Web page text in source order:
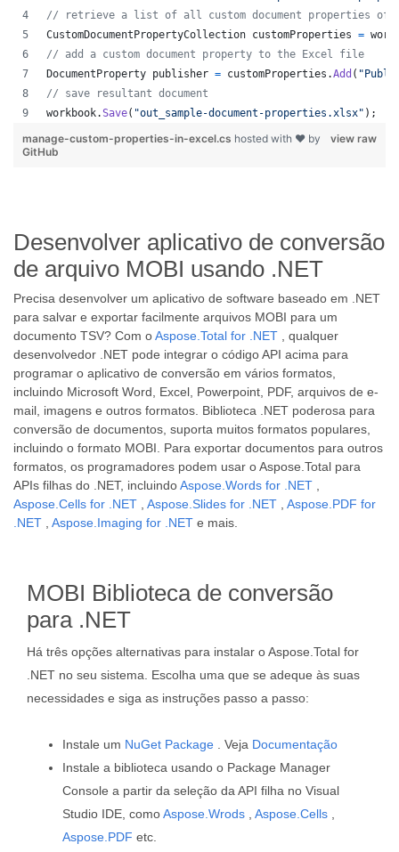
// retrieve a list of all custom document properties of
CustomDocumentPropertyCollection customProperties =
// add a custom document property to the Excel file
DocumentProperty publisher = customProperties .Add (
// save resultant document
workbook.Save( "out_sample-document-properties.xlsx" ) ;
view raw
manage-custom-properties-in-excel.cs hosted with ❤ by
GitHub
Desenvolver aplicativo de conversão
de arquivo MOBI usando .NET
Precisa desenvolver um aplicativo de software baseado em .NET
para salvar e exportar facilmente arquivos MOBI para um
documento TSV? Com oAspose.Total for .NET , qualquer
desenvolvedor .NET pode integrar o código API acima para
programar o aplicativo de conversão em vários formatos,
incluindo Microsoft Word, Excel, Powerpoint, PDF, arquivos de e-
mail, imagens e outros formatos. Biblioteca .NET poderosa para
conversão de documentos, suporta muitos formatos populares,
incluindo o formato MOBI. Para exportar documentos para outros
formatos, os programadores podem usar o Aspose.Total para
APIs filhas do .NET, incluindoAspose.Words for .NET
Aspose.Cells for .NET
Aspose.Slides for .NET
Aspose.PDF for
.NET
Aspose.Imaging for .NET e mais.
MOBI Biblioteca de conversão
para .NET
Há três opções alternativas para instalar o Aspose.Total for
.NET no seu sistema. Escolha uma que se adeque às suas
necessidades e siga as instruções passo a passo:
Instale um NuGet Package . Veja Documentação
Instale a biblioteca usando o Package Manager
Console a partir da seleção da API filha no Visual
Studio IDE, comoAspose.Wrods Aspose.Cells
Aspose.PDF etc.